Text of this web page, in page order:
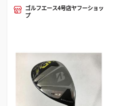
ゴルフエース4号店ヤフーショッ
プ